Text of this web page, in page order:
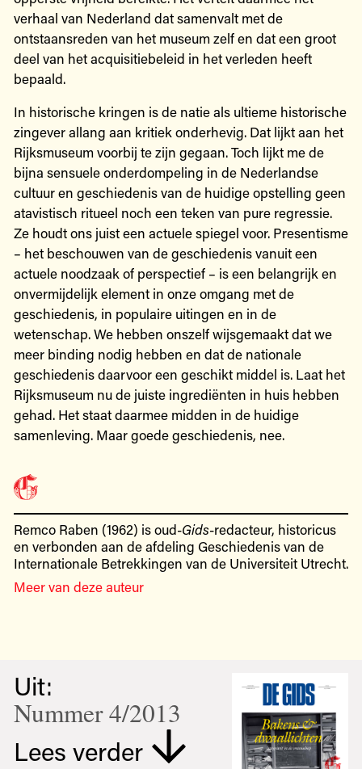
verhaal van Nederland dat samenvalt met de
ontstaansreden van het museum zelf en dat een groot
deel van het acquisitiebeleid in het verleden heeft
bepaald.
In historische kringen is de natie als ultieme historische
zingever allang aan kritiek onderhevig. Dat lijkt aan het
Rijksmuseum voorbij te zijn gegaan. Toch lijkt me de
bijna sensuele onderdompeling in de Nederlandse
cultuur en geschiedenis van de huidige opstelling geen
atavistisch ritueel noch een teken van pure regressie.
Ze houdt ons juist een actuele spiegel voor. Presentisme
– het beschouwen van de geschiedenis vanuit een
actuele noodzaak of perspectief – is een belangrijk en
onvermijdelijk element in onze omgang met de
geschiedenis, in populaire uitingen en in de
wetenschap. We hebben onszelf wijsgemaakt dat we
meer binding nodig hebben en dat de nationale
geschiedenis daarvoor een geschikt middel is. Laat het
Rijksmuseum nu de juiste ingrediënten in huis hebben
gehad. Het staat daarmee midden in de huidige
samenleving. Maar goede geschiedenis, nee.
Remco Raben (1962) is oud-Gids-redacteur, historicus
en verbonden aan de afdeling Geschiedenis van de
Internationale Betrekkingen van de Universiteit Utrecht.
Meer van deze auteur
Uit:
Nummer 4/2013
Lees verder